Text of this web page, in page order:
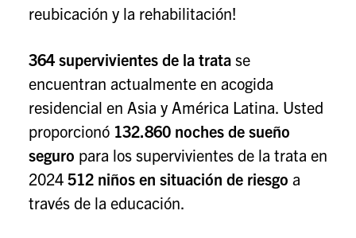
reubicación y la rehabilitación!
364 supervivientes de la trata se
encuentran actualmente en acogida
residencial en Asia y América Latina. Usted
proporcionó 132.860 noches de sueño
seguro para los supervivientes de la trata en
2024 512 niños en situación de riesgo a
través de la educación.